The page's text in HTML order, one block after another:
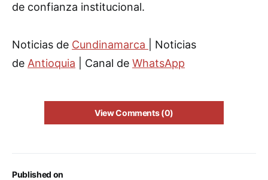
Published on
de confianza institucional.
Noticias de Cundinamarca
| Noticias
de Antioquia | Canal de WhatsApp
View Comments (0)